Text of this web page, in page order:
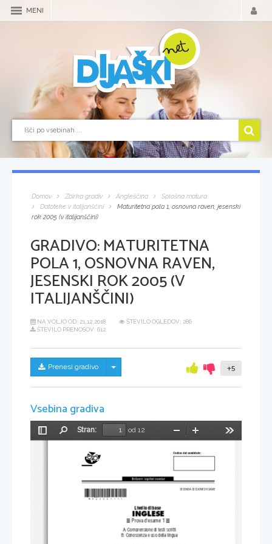
MENI
Domov Zbirka gradiv Angleščina
Splošna matura
Datoteke v italijanščini
Maturitetna pola 1, osnovna raven, jesenski
rok 2005 (v italijanščini)
GRADIVO:MATURITETNA
POLA 1, OSNOVNA RAVEN,
JESENSKI ROK 2005 (V
ITALIJANŠČINI)
NA VOLJO OD: 21.12.2018
ŠTEVILO OGLEDOV: 286
ŠTEVILO PRENOSOV: 612
Prenesi gradivo Skrij/prikaži meni +5
Vsebina gradiva
Preklopi
Stran:
od 12
Pomanjšaj
INGLESE
Prova d'esame 1
SECONDA SESSIONE D'ESAME
Codice del candidato:
Livello di base
A: Comprensione di testi scritti
B: Conoscenza e uso della lingua